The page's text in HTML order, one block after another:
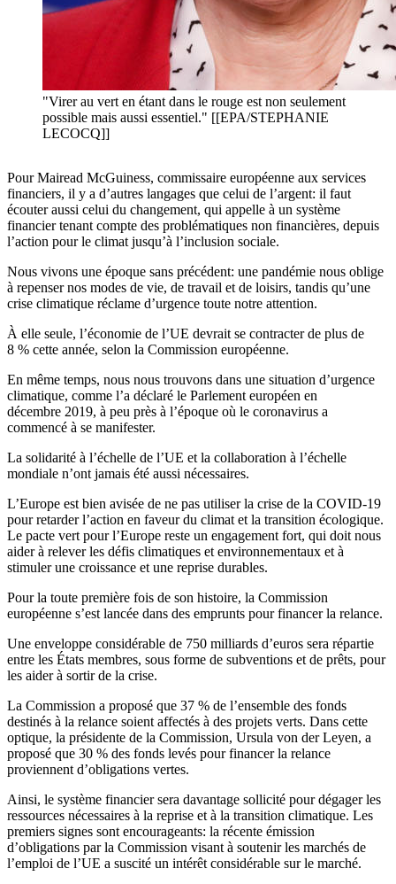
"Virer au vert en étant dans le rouge est non seulement
possible mais aussi essentiel." [[EPA/STEPHANIE
LECOCQ]]
Pour Mairead McGuiness, commissaire européenne aux services
financiers, il y a d’autres langages que celui de l’argent: il faut
écouter aussi celui du changement, qui appelle à un système
financier tenant compte des problématiques non financières, depuis
l’action pour le climat jusqu’à l’inclusion sociale.
Nous vivons une époque sans précédent: une pandémie nous oblige
à repenser nos modes de vie, de travail et de loisirs, tandis qu’une
crise climatique réclame d’urgence toute notre attention.
À elle seule, l’économie de l’UE devrait se contracter de plus de
8 % cette année, selon la Commission européenne.
En même temps, nous nous trouvons dans une situation d’urgence
climatique, comme l’a déclaré le Parlement européen en
décembre 2019, à peu près à l’époque où le coronavirus a
commencé à se manifester.
La solidarité à l’échelle de l’UE et la collaboration à l’échelle
mondiale n’ont jamais été aussi nécessaires.
L’Europe est bien avisée de ne pas utiliser la crise de la COVID-19
pour retarder l’action en faveur du climat et la transition écologique.
Le pacte vert pour l’Europe reste un engagement fort, qui doit nous
aider à relever les défis climatiques et environnementaux et à
stimuler une croissance et une reprise durables.
Pour la toute première fois de son histoire, la Commission
européenne s’est lancée dans des emprunts pour financer la relance.
Une enveloppe considérable de 750 milliards d’euros sera répartie
entre les États membres, sous forme de subventions et de prêts, pour
les aider à sortir de la crise.
La Commission a proposé que 37 % de l’ensemble des fonds
destinés à la relance soient affectés à des projets verts. Dans cette
optique, la présidente de la Commission, Ursula von der Leyen, a
proposé que 30 % des fonds levés pour financer la relance
proviennent d’obligations vertes.
Ainsi, le système financier sera davantage sollicité pour dégager les
ressources nécessaires à la reprise et à la transition climatique. Les
premiers signes sont encourageants: la récente émission
d’obligations par la Commission visant à soutenir les marchés de
l’emploi de l’UE a suscité un intérêt considérable sur le marché.